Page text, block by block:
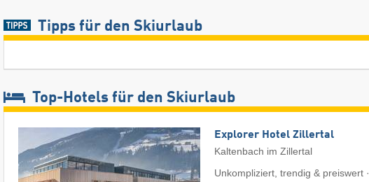
Tipps für den Skiurlaub
Top-Hotels für den Skiurlaub
Explorer Hotel Zillertal
Kaltenbach im Zillertal
Unkompliziert, trendig & preiswert ·